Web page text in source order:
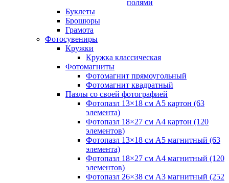
полями
Буклеты
Брошюры
Грамота
Фотосувениры
Кружки
Кружка классическая
Фотомагниты
Фотомагнит прямоугольный
Фотомагнит квадратный
Пазлы со своей фотографией
Фотопазл 13×18 см А5 картон (63
элемента)
Фотопазл 18×27 см А4 картон (120
элементов)
Фотопазл 13×18 см А5 магнитный (63
элемента)
Фотопазл 18×27 см А4 магнитный (120
элементов)
Фотопазл 26×38 см А3 магнитный (252